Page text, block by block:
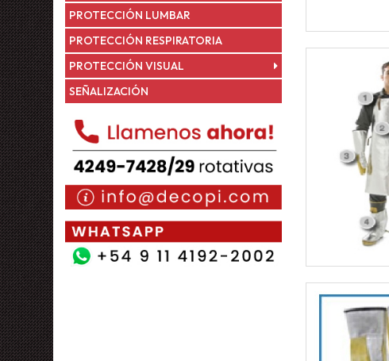
PROTECCIÓN LUMBAR
PROTECCIÓN RESPIRATORIA
PROTECCIÓN VISUAL
SEÑALIZACIÓN